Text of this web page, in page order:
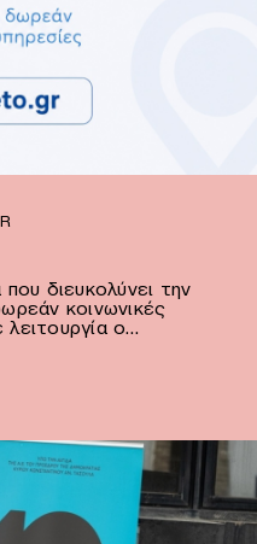
διευκολύνει την
κοινωνικές
λειτουργία ο…